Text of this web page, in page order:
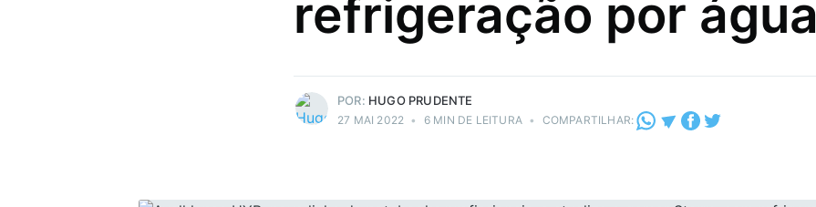
refrigeração por água
com DevOps a muitos anos e faz umas
paradas muito doidas!
POR: HUGO PRUDENTE
27 MAI 2022 • 6 MIN DE LEITURA • COMPARTILHAR: